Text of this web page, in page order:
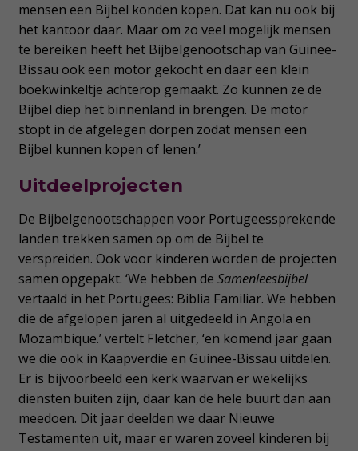
mensen een Bijbel konden kopen. Dat kan nu ook bij
het kantoor daar. Maar om zo veel mogelijk mensen
te bereiken heeft het Bijbelgenootschap van Guinee-
Bissau ook een motor gekocht en daar een klein
boekwinkeltje achterop gemaakt. Zo kunnen ze de
Bijbel diep het binnenland in brengen. De motor
stopt in de afgelegen dorpen zodat mensen een
Bijbel kunnen kopen of lenen.’
Uitdeelprojecten
De Bijbelgenootschappen voor Portugeessprekende
landen trekken samen op om de Bijbel te
verspreiden. Ook voor kinderen worden de projecten
samen opgepakt. ‘We hebben de Samenleesbijbel
vertaald in het Portugees: Biblia Familiar. We hebben
die de afgelopen jaren al uitgedeeld in Angola en
Mozambique.’ vertelt Fletcher, ‘en komend jaar gaan
we die ook in Kaapverdië en Guinee-Bissau uitdelen.
Er is bijvoorbeeld een kerk waarvan er wekelijks
diensten buiten zijn, daar kan de hele buurt dan aan
meedoen. Dit jaar deelden we daar Nieuwe
Testamenten uit, maar er waren zoveel kinderen bij